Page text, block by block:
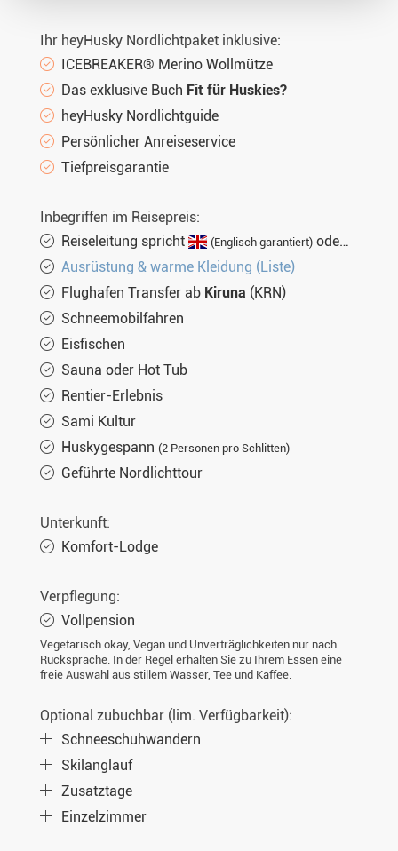
So. 14.03.2027 5 Tage €2.464,-
So. 21.03.2027 5 Tage €2.464,-
So. 28.03.2027
So. 04.04.2027
Ihr heyHusky Nordlichtpaket inklusive:
ICEBREAKER® Merino Wollmütze
Das exklusive Buch Fit für Huskies?
heyHusky Nordlichtguide
Persönlicher Anreiseservice
Tiefpreisgarantie
Inbegriffen im Reisepreis:
Reiseleitung spricht
(Englisch garantiert) oder
Ausrüstung & warme Kleidung (Liste)
Flughafen Transfer ab Kiruna (KRN)
Schneemobilfahren
Eisfischen
Sauna oder Hot Tub
Rentier-Erlebnis
Sami Kultur
Huskygespann (2 Personen pro Schlitten)
Geführte Nordlichttour
Unterkunft:
Komfort-Lodge
Verpflegung:
Vollpension
Vegetarisch okay, Vegan und Unverträglichkeiten nur nach
Rücksprache. In der Regel erhalten Sie zu Ihrem Essen eine
freie Auswahl aus stillem Wasser, Tee und Kaffee.
Optional zubuchbar (lim. Verfügbarkeit):
Schneeschuhwandern
Skilanglauf
Zusatztage
Einzelzimmer